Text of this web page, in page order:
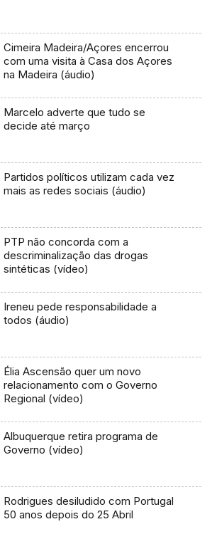
Cimeira Madeira/Açores encerrou
com uma visita à Casa dos Açores
na Madeira (áudio)
Marcelo adverte que tudo se
decide até março
Partidos políticos utilizam cada vez
mais as redes sociais (áudio)
PTP não concorda com a
descriminalização das drogas
sintéticas (vídeo)
Ireneu pede responsabilidade a
todos (áudio)
Élia Ascensão quer um novo
relacionamento com o Governo
Regional (vídeo)
Albuquerque retira programa de
Governo (vídeo)
Rodrigues desiludido com Portugal
50 anos depois do 25 Abril